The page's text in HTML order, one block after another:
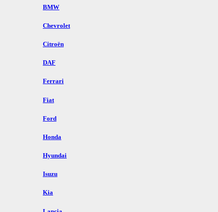
BMW
Chevrolet
Citroën
DAF
Ferrari
Fiat
Ford
Honda
Hyundai
Isuzu
Kia